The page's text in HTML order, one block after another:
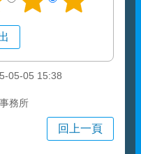
05-05 15:38
務所
回上一頁